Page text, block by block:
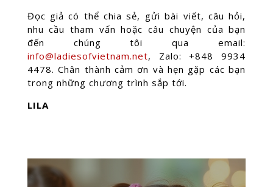
Đọc giả có thể chia sẻ, gửi bài viết, câu hỏi,
nhu cầu tham vấn hoặc câu chuyện của bạn
đến chúng tôi qua email:
info@ladiesofvietnam.net, Zalo: +848 9934
4478. Chân thành cảm ơn và hẹn gặp các bạn
trong những chương trình sắp tới.
LILA